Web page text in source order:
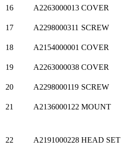
16 A2263000013 COVER
17 A2298000311 SCREW
18 A2154000001 COVER
19 A2263000038 COVER
20 A2298000119 SCREW
21 A2136000122 MOUNT
22 A2191000228 HEAD SET